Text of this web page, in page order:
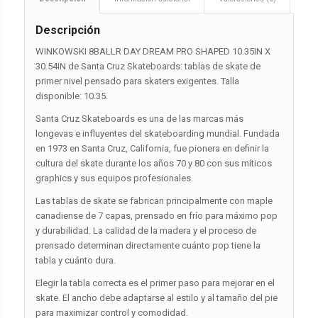
Descripción
WINKOWSKI 8BALLR DAY DREAM PRO SHAPED 10.35IN X
30.54IN de Santa Cruz Skateboards: tablas de skate de
primer nivel pensado para skaters exigentes. Talla
disponible: 10.35.
Santa Cruz Skateboards es una de las marcas más
longevas e influyentes del skateboarding mundial. Fundada
en 1973 en Santa Cruz, California, fue pionera en definir la
cultura del skate durante los años 70 y 80 con sus míticos
graphics y sus equipos profesionales.
Las tablas de skate se fabrican principalmente con maple
canadiense de 7 capas, prensado en frío para máximo pop
y durabilidad. La calidad de la madera y el proceso de
prensado determinan directamente cuánto pop tiene la
tabla y cuánto dura.
Elegir la tabla correcta es el primer paso para mejorar en el
skate. El ancho debe adaptarse al estilo y al tamaño del pie
para maximizar control y comodidad.